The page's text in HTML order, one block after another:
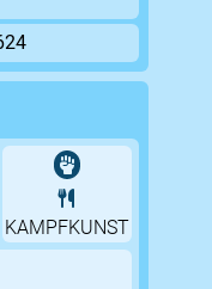
KAMPFKUNST